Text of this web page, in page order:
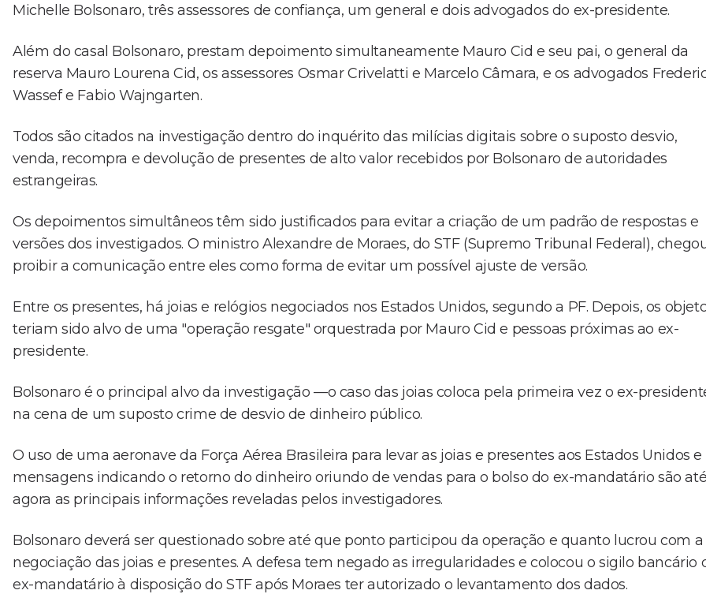
Michelle Bolsonaro, três assessores de confiança, um general e dois advogados do ex-presidente.
Além do casal Bolsonaro, prestam depoimento simultaneamente Mauro Cid e seu pai, o general da
reserva Mauro Lourena Cid, os assessores Osmar Crivelatti e Marcelo Câmara, e os advogados
Wassef e Fabio Wajngarten.
Todos são citados na investigação dentro do inquérito das milícias digitais sobre o suposto desvio,
venda, recompra e devolução de presentes de alto valor recebidos por Bolsonaro de autoridades
estrangeiras.
Os depoimentos simultâneos têm sido justificados para evitar a criação de um padrão de respostas e
versões dos investigados. O ministro Alexandre de Moraes, do STF (Supremo Tribunal Federal),
proibir a comunicação entre eles como forma de evitar um possível ajuste de versão.
Entre os presentes, há joias e relógios negociados nos Estados Unidos, segundo a PF. Depois, os
teriam sido alvo de uma "operação resgate" orquestrada por Mauro Cid e pessoas próximas ao ex-
presidente.
Bolsonaro é o principal alvo da investigação —o caso das joias coloca pela primeira vez o ex-
na cena de um suposto crime de desvio de dinheiro público.
O uso de uma aeronave da Força Aérea Brasileira para levar as joias e presentes aos Estados Unidos e
mensagens indicando o retorno do dinheiro oriundo de vendas para o bolso do ex-mandatário são até
agora as principais informações reveladas pelos investigadores.
Bolsonaro deverá ser questionado sobre até que ponto participou da operação e quanto lucrou com a
negociação das joias e presentes. A defesa tem negado as irregularidades e colocou o sigilo bancário
ex-mandatário à disposição do STF após Moraes ter autorizado o levantamento dos dados.